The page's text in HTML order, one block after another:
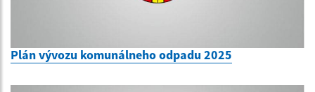
Plán vývozu komunálneho odpadu 2025